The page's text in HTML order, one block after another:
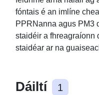
fóntais é an imlíne
PPRNanna agus
staidéir a fhreagraíonn
staidéar ar na
Dáiltí 1